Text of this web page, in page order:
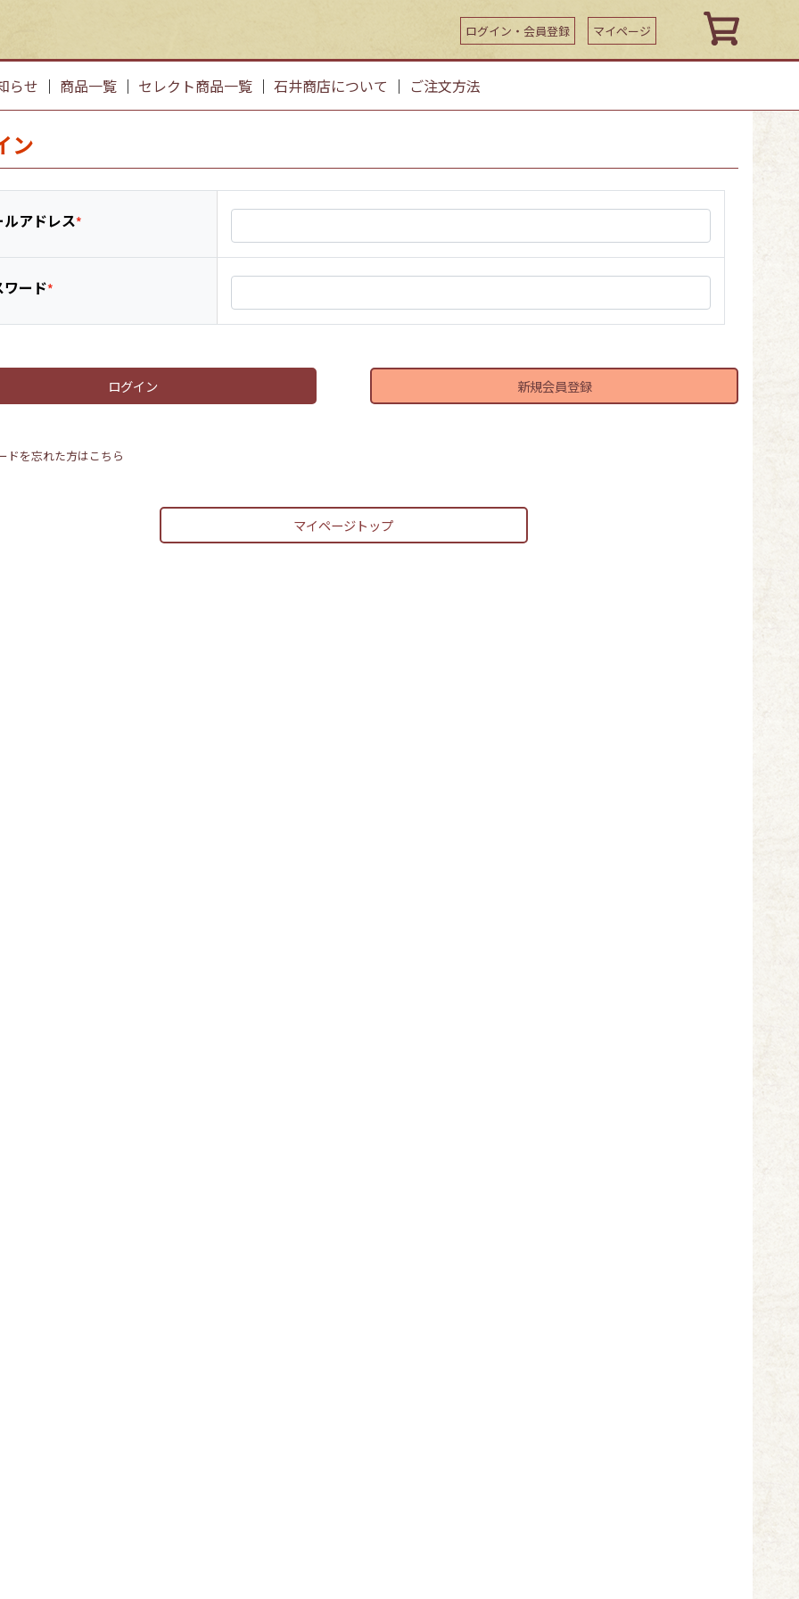
ログイン・会員登録 マイページ
らせ ｜ 商品一覧 ｜ セレクト商品一覧 ｜ 石井商店について ｜ ご注文方法
ン
ルアドレス
ワード
ログイン 新規会員登録
ドを忘れた方はこちら
マイページトップ